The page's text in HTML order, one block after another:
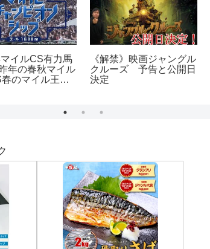
ゥーン3]星ノ洲
デビュー半年記
スプラ視聴者
(僕だけ)罰ゲー
4×400mマイルリレー準
決勝 神奈川県選手権
ハラケンチャンネル